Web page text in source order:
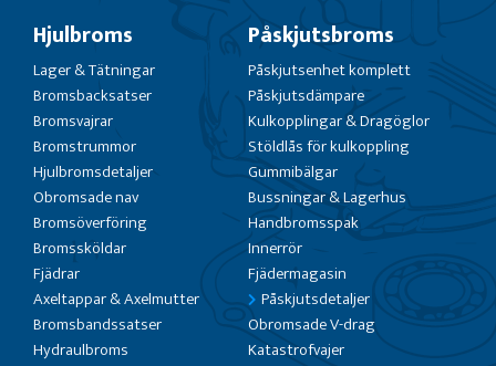
Hjulbroms
Lager & Tätningar
Bromsbacksatser
Bromsvajrar
Bromstrummor
Hjulbromsdetaljer
Obromsade nav
Bromsöverföring
Bromssköldar
Fjädrar
Axeltappar & Axelmutter
Bromsbandssatser
Hydraulbroms
Påskjutsbroms
Påskjutsenhet komplett
Påskjutsdämpare
Kulkopplingar & Dragöglor
Stöldlås för kulkoppling
Gummibälgar
Bussningar & Lagerhus
Handbromsspak
Innerrör
Fjädermagasin
Påskjutsdetaljer
Obromsade V-drag
Katastrofvajer